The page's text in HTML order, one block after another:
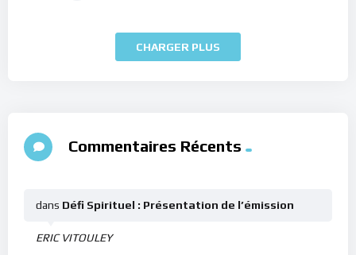
CHARGER PLUS
Commentaires Récents
ERIC VITOULEY
dans Défi Spirituel : Présentation de l’émission